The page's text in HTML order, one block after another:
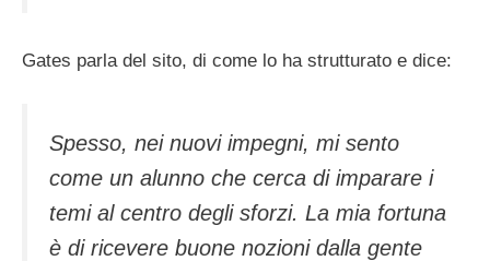
Gates parla del sito, di come lo ha strutturato e dice:
Spesso, nei nuovi impegni, mi sento
come un alunno che cerca di imparare i
temi al centro degli sforzi. La mia fortuna
è di ricevere buone nozioni dalla gente